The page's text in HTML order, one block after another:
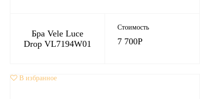
Бра Vele Luce
Drop VL7194W01
Стоимость
7 700Р
В избранное